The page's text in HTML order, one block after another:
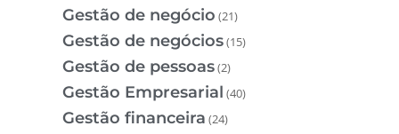
Gestão de negócio (21)
Gestão de negócios(15)
Gestão de pessoas(2)
Gestão Empresarial (40)
Gestão financeira (24)